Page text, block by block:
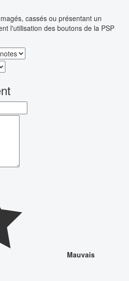
cassés ou présentant un
l'utilisation des boutons de la PSP
Mauvais